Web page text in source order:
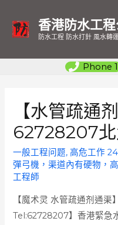
香港防水工程
防水工程 防水打針 風水轉
Phone 1
【水管疏通
62728207
一般工程问题,高危工作
彈弓機，渠道內有硬物，
工程師
【魔术灵 水管疏通剂通
Tel:62728207】香港緊急